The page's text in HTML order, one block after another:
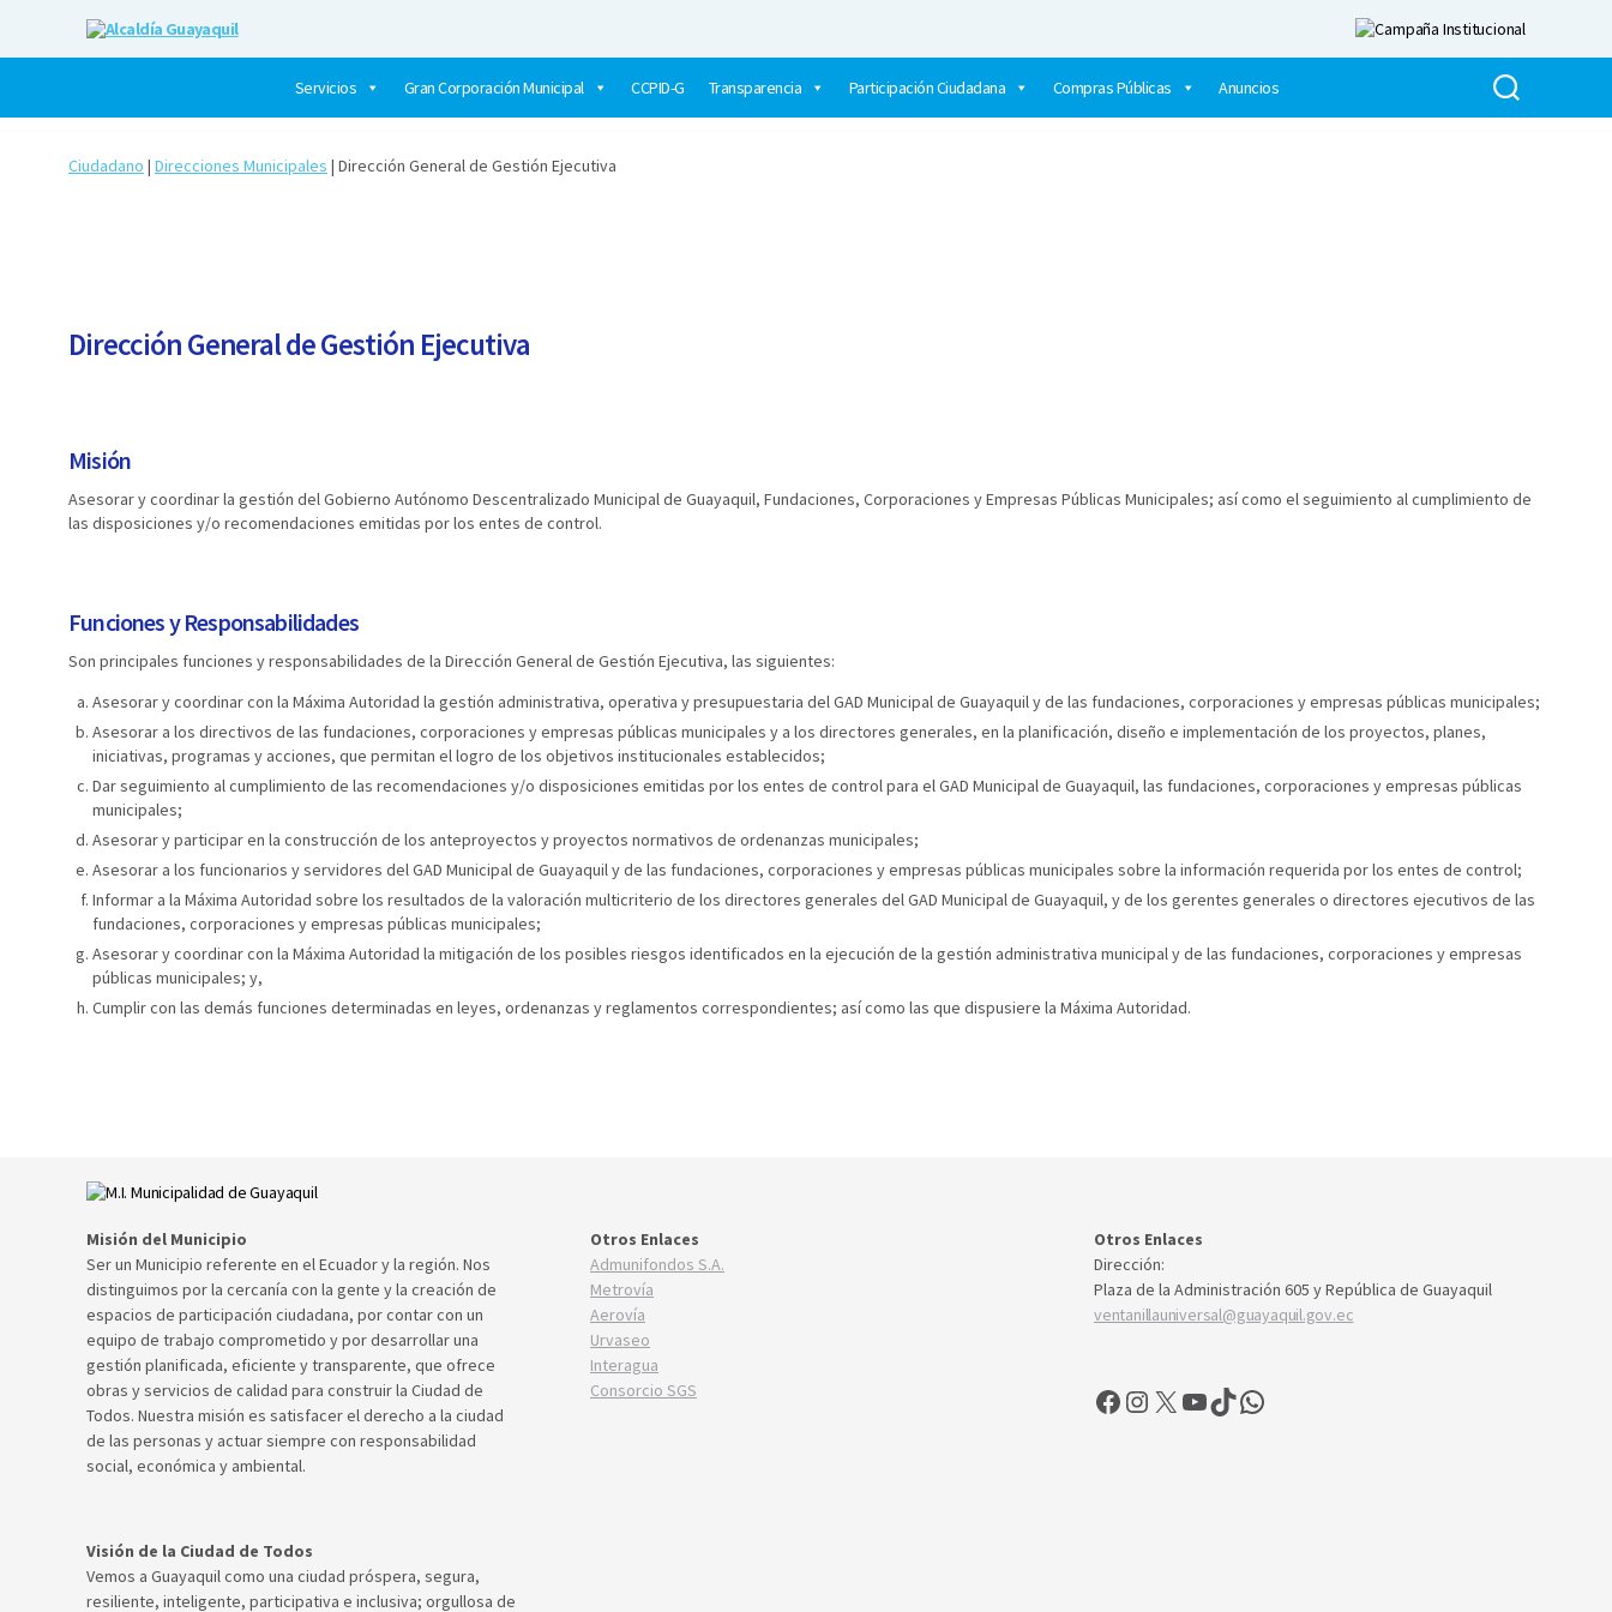
Servicios
Gran Corporación Municipal CCPID-G Transparencia Participación Ciudadana Compras Públicas Anuncios
Ciudadano | Direcciones Municipales | ​Dirección General de Gestión Ejecutiva
Dirección General de Gestión Ejecutiva
Misión
Asesorar y coordinar la gestión del Gobierno Autónomo Descentralizado Municipal de Guayaquil, Fundaciones, Corporaciones y Empresas Públicas Municipales; así como el seguimiento al cumplimiento de
las disposiciones y/o recomendaciones emitidas por los entes de control.
Funciones y Responsabilidades
Son principales funciones y responsabilidades de la ​Dirección General de Gestión Ejecutiva, las siguientes:
Asesorar y coordinar con la Máxima Autoridad la gestión administrativa, operativa y presupuestaria del GAD Municipal de Guayaquil y de las fundaciones, corporaciones y empresas públicas municipales;
Asesorar a los directivos de las fundaciones, corporaciones y empresas públicas municipales y a los directores generales, en la planificación, diseño e implementación de los proyectos, planes,
iniciativas, programas y acciones, que permitan el logro de los objetivos institucionales establecidos;
Dar seguimiento al cumplimiento de las recomendaciones y/o disposiciones emitidas por los entes de control para el GAD Municipal de Guayaquil, las fundaciones, corporaciones y empresas públicas
municipales;
Asesorar y participar en la construcción de los anteproyectos y proyectos normativos de ordenanzas municipales;
Asesorar a los funcionarios y servidores del GAD Municipal de Guayaquil y de las fundaciones, corporaciones y empresas públicas municipales sobre la información requerida por los entes de control;
Informar a la Máxima Autoridad sobre los resultados de la valoración multicriterio de los directores generales del GAD Municipal de Guayaquil, y de los gerentes generales o directores ejecutivos de las
fundaciones, corporaciones y empresas públicas municipales;
Asesorar y coordinar con la Máxima Autoridad la mitigación de los posibles riesgos identificados en la ejecución de la gestión administrativa municipal y de las fundaciones, corporaciones y empresas
públicas municipales; y,
Cumplir con las demás funciones determinadas en leyes, ordenanzas y reglamentos correspondientes; así como las que dispusiere la Máxima Autoridad.
Misión del Municipio
Ser un Municipio referente en el Ecuador y la región. Nos
distinguimos por la cercanía con la gente y la creación de
espacios de participación ciudadana, por contar con un
equipo de trabajo comprometido y por desarrollar una
gestión planificada, eficiente y transparente, que ofrece
obras y servicios de calidad para construir la Ciudad de
Todos. Nuestra misión es satisfacer el derecho a la ciudad
de las personas y actuar siempre con responsabilidad
social, económica y ambiental.
Visión de la Ciudad de Todos
Vemos a Guayaquil como una ciudad próspera, segura,
resiliente, inteligente, participativa e inclusiva; orgullosa de
Otros Enlaces
Admunifondos S.A.
Metrovía
Aerovía
Urvaseo
Interagua
Consorcio SGS
Otros Enlaces
Dirección:
Plaza de la Administración 605 y República de Guayaquil
ventanillauniversal@guayaquil.gov.ec
Facebook
Instagram
X YouTube
TikTokWhatsApp